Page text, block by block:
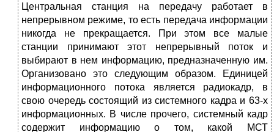
Центральная станция на передачу работает в
непрерывном режиме, то есть передача информации
никогда не прекращается. При этом все малые
станции принимают этот непрерывный поток и
выбирают в нем информацию, предназначенную им.
Организовано это следующим образом. Единицей
информационного потока является радиокадр, в
свою очередь состоящий из системного кадра и 63-х
информационных. В числе прочего, системный кадр
содержит информацию о том, какой МСТ